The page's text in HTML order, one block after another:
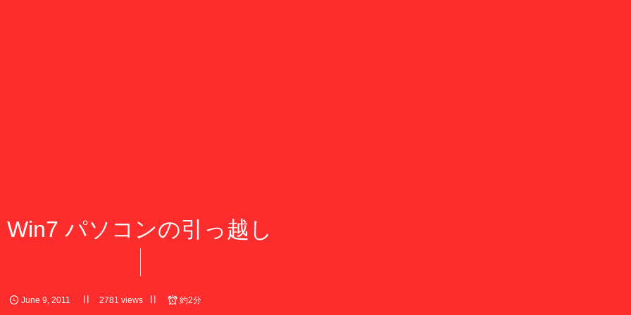
Win7 パソコンの引っ越し
June 9, 2011 2781 views 約2分